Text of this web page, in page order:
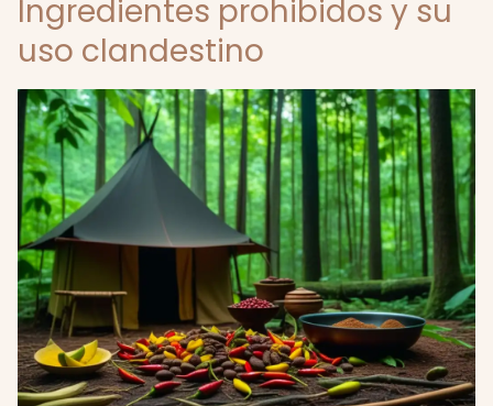
Ingredientes prohibidos y su
uso clandestino